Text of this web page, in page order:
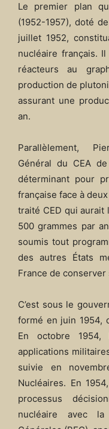
Le premier plan
(1952-1957), doté
juillet 1952,
nucléaire français.
réacteurs au
production de
assurant une
an.​
Parallèlement,
Général du CEA
déterminant pour
française face à
traité CED qui
500 grammes par
soumis tout
des autres États
France de conserver
C’est sous le
formé en juin 1954,
En octobre 1954,
applications
suivie en
Nucléaires. En
processus
nucléaire avec la